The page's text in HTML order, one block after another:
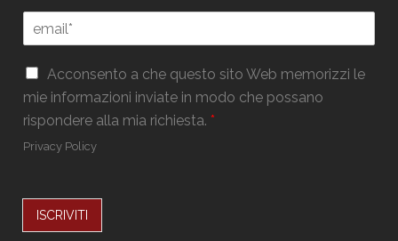
m
l
E
m
a
l
G
P
R
*
Acconsento a che questo sito Web memorizzi le
mie informazioni inviate in modo che possano
rispondere alla mia richiesta. *
Privacy Policy
ISCRIVITI